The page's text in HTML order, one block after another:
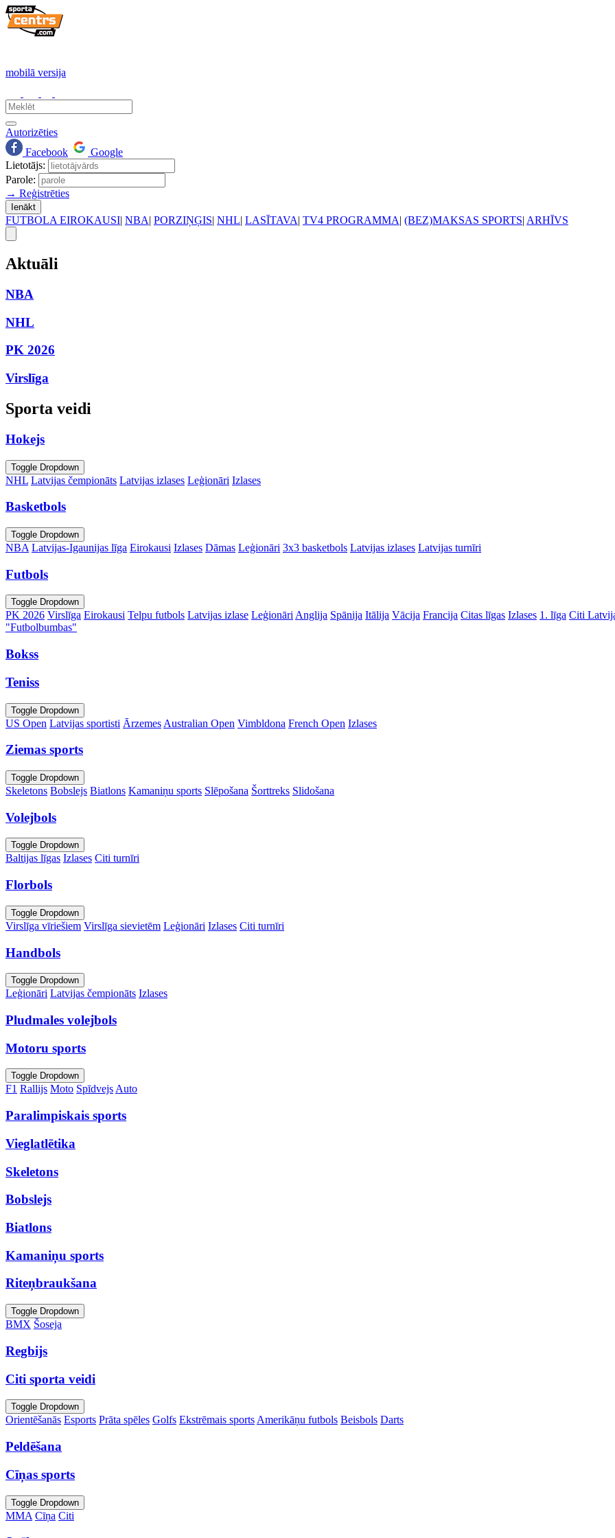
mobilā versija
Autorizēties
Facebook
Google
Lietotājs:
Parole:
→ Reģistrēties
Ienākt
FUTBOLA EIROKAUSI| NBA| PORZIŅĢIS| NHL| LASĪTAVA| TV4 PROGRAMMA| (BEZ)MAKSAS SPORTS| ARHĪVS
Aktuāli
NBA
NHL
PK 2026
Virslīga
Sporta veidi
Hokejs
Toggle Dropdown
NHL Latvijas čempionāts Latvijas izlases Leģionāri Izlases
Basketbols
Toggle Dropdown
NBA Latvijas-Igaunijas līga Eirokausi Izlases Dāmas Leģionāri 3x3 basketbols Latvijas izlases Latvijas turnīri
Futbols
Toggle Dropdown
PK 2026 Virslīga Eirokausi Telpu futbols Latvijas izlase Leģionāri Anglija Spānija Itālija Vācija Francija Citas līgas Izlases 1. līga Citi
"Futbolbumbas"
Bokss
Teniss
Toggle Dropdown
US Open Latvijas sportisti Ārzemes Australian Open Vimbldona French Open Izlases
Ziemas sports
Toggle Dropdown
Skeletons Bobslejs Biatlons Kamaniņu sports Slēpošana Šorttreks Slidošana
Volejbols
Toggle Dropdown
Baltijas līgas Izlases Citi turnīri
Florbols
Toggle Dropdown
Virslīga vīriešiem Virslīga sievietēm Leģionāri Izlases Citi turnīri
Handbols
Toggle Dropdown
Leģionāri Latvijas čempionāts Izlases
Pludmales volejbols
Motoru sports
Toggle Dropdown
F1 Rallijs Moto SpīdvejsAuto
Paralimpiskais sports
Vieglatlētika
Skeletons
Bobslejs
Biatlons
Kamaniņu sports
Riteņbraukšana
Toggle Dropdown
BMX Šoseja
Regbijs
Citi sporta veidi
Toggle Dropdown
Orientēšanās Esports Prāta spēles Golfs Ekstrēmais sports Amerikāņu futbols Beisbols Darts
Peldēšana
Cīņas sports
Toggle Dropdown
MMA Cīņa Citi